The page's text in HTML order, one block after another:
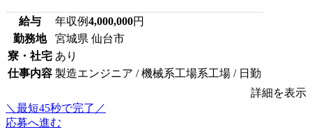
給与 年収例4,000,000円
勤務地
宮城県 仙台市
寮・社宅 あり
仕事内容 製造エンジニア / 機械系工場系工場 / 日勤
詳細を表示
＼最短45秒で完了／
応募へ進む